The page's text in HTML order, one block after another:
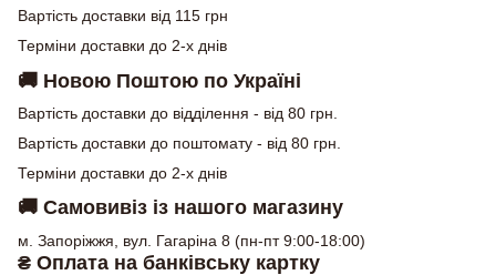
Вартість доставки від 115 грн
Терміни доставки до 2-х днів
🚚 Новою Поштою по Україні
Вартість доставки до відділення - від 80 грн.
Вартість доставки до поштомату - від 80 грн.
Терміни доставки до 2-х днів
🚚 Самовивіз із нашого магазину
м. Запоріжжя, вул. Гагаріна 8 (пн-пт 9:00-18:00)
₴ Оплата на банківську картку